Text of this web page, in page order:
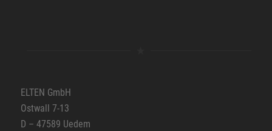
ELTEN GmbH
Ostwall 7-13
D – 47589 Uedem